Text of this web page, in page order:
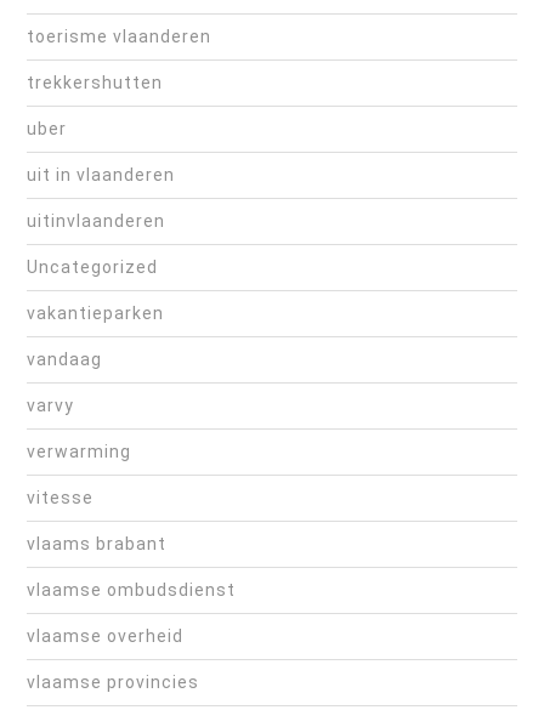
toerisme vlaanderen
trekkershutten
uber
uit in vlaanderen
uitinvlaanderen
Uncategorized
vakantieparken
vandaag
varvy
verwarming
vitesse
vlaams brabant
vlaamse ombudsdienst
vlaamse overheid
vlaamse provincies